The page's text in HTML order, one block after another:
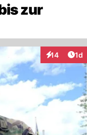
zur
14 1d